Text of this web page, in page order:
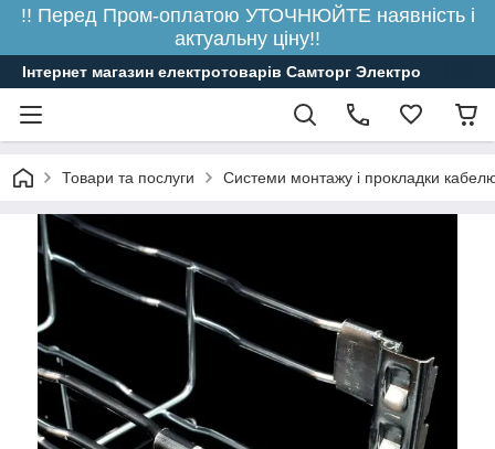
!! Перед Пром-оплатою УТОЧНЮЙТЕ наявність і
актуальну ціну!!
Інтернет магазин електротоварів Самторг Электро
Товари та послуги Системи монтажу і прокладки